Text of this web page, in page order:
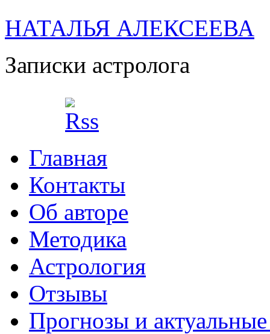
НАТАЛЬЯ АЛЕКСЕЕВА
Записки астролога
Главная
Контакты
Об авторе
Методика
Астрология
Отзывы
Прогнозы и